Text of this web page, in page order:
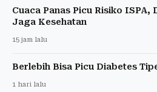
Cuaca Panas Picu Risiko
Jaga Kesehatan
15 jam lalu
Berlebih Bisa Picu Diabetes
1 hari lalu